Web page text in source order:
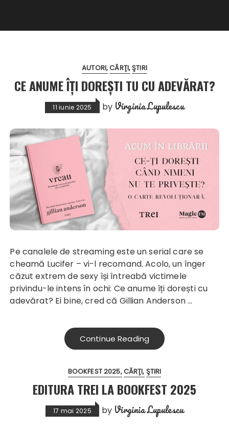
AUTORI CĂRŢI ŞTIRI
CE ANUME ÎȚI DOREȘTI TU CU ADEVĂRAT?
11 iunie 2025 by Virginia Lupulescu
Pe canalele de streaming este un serial care se
cheamă Lucifer – vi-l recomand. Acolo, un înger
căzut extrem de sexy își întreabă victimele
privindu-le intens în ochi: Ce anume îți dorești cu
adevărat? Ei bine, cred că Gillian Anderson …
Continue Reading
BOOKFEST 2025 CĂRŢI ŞTIRI
EDITURA TREI LA BOOKFEST 2025
17 mai 2025 by Virginia Lupulescu